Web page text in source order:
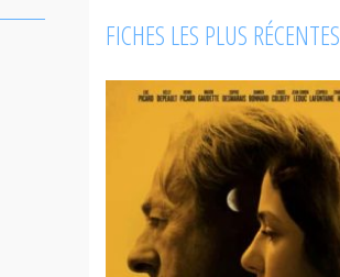
FICHES LES PLUS RÉCENTES